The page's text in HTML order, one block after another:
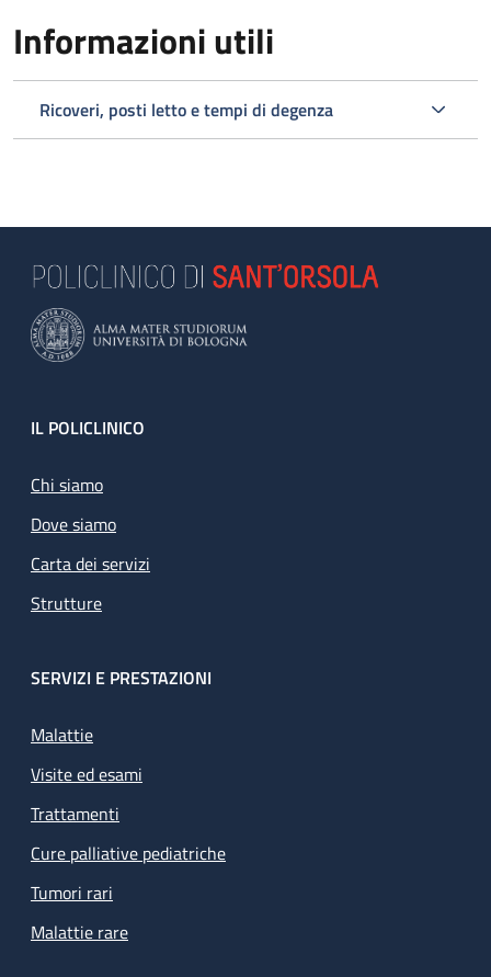
Informazioni utili
Ricoveri, posti letto e tempi di degenza
Footer
IL POLICLINICO
Chi siamo
Dove siamo
Carta dei servizi
Strutture
SERVIZI E PRESTAZIONI
Malattie
Visite ed esami
Trattamenti
Cure palliative pediatriche
Tumori rari
Malattie rare